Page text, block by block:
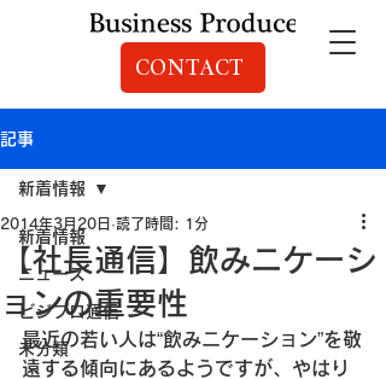
CONTACT
記事
新着情報
ニュース
ビジプロ通信
未分類
新着情報
【社長通信】飲みニケーシ
ョンの重要性
2014年3月20日 読了時間: 1分
最近の若い人は“飲みニケーション”を敬
遠する傾向にあるようですが、 やはり